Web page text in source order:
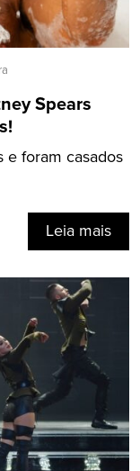
Spears
e foram casados
Leia mais